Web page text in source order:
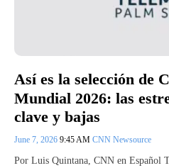
Así es la selección de
Mundial 2026: las
clave y bajas
June 7, 2026 9:45 AM CNN Newsource
Por Luis Quintana, CNN en Español